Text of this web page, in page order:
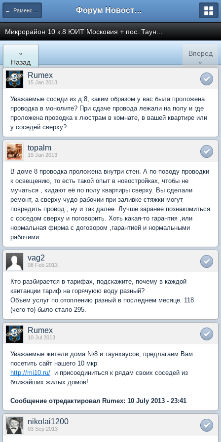
← Раменское Форум Новостройки
Микрорайон 10 к.8 ЮИТ Московия + пос. Таун...
«
Назад
Вперед
»
Rumex
15 Jan 2013
Уважаемые соседи из д.8, каким образом у вас была проложена
проводка в монолите? При сдаче провода лежали на полу и где
проложена проводка к люстрам в комнате, в вашей квартире или
у соседей сверху?
topalm
19 Jan 2013
В доме 8 проводка проложена внутри стен. А по поводу проводки
к освещению, то есть такой опыт в новостройках, чтобы не
мучаться , кидают её по полу квартиры сверху. Вы сделали
ремонт, а сверху чудо рабочии при заливке стяжки могут
повредить провод , ну и так далее. Лучше заранее познакомиться
с соседом сверху и поговорить. Хоть какая-то гарантия ,или
нормальная фирма с договором ,гарантией и нормальными
рабочими.
vag2
08 Feb 2013
Кто разбирается в тарифах, подскажите, почему в каждой
квитанции тариф на горячуюю воду разный?
Объем услуг по отоплению разный в последнем месяце. 118
(чего-то) было стало 295.
Rumex
10 Jul 2013
Уважаемые жители дома №8 и таунхаусов, предлагаем Вам
посетить сайт нашего 10 мкр
http://mi10.ru/ и присоединиться к рядам своих соседей из
ближайших жилых домов!
Сообщение отредактировал Rumex: 10 July 2013 - 23:41
nikolai1200
03 Sep 2013